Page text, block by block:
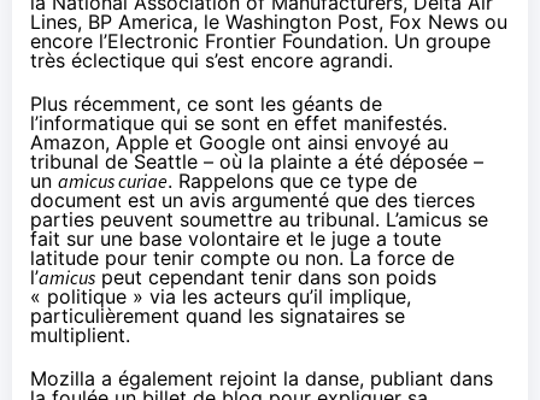
Lines, BP America, le Washington Post, Fox News ou
encore l’Electronic Frontier Foundation. Un groupe
très éclectique qui s’est encore agrandi.
Plus récemment, ce sont les géants de
l’informatique qui se sont en effet manifestés.
Amazon, Apple et Google ont ainsi envoyé au
tribunal de Seattle – où la plainte a été déposée –
un amicus curiae. Rappelons que ce type de
document est un avis argumenté que des tierces
parties peuvent soumettre au tribunal. L’amicus se
fait sur une base volontaire et le juge a toute
latitude pour tenir compte ou non. La force de
l’amicus peut cependant tenir dans son poids
« politique » via les acteurs qu’il implique,
particulièrement quand les signataires se
multiplient.
Mozilla a également rejoint la danse, publiant dans